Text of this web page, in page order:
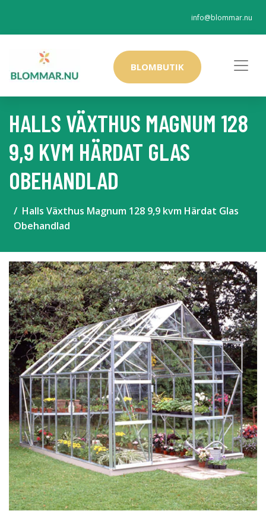
info@blommar.nu
BLOMBUTIK
HALLS VÄXTHUS MAGNUM 128
9,9 KVM HÄRDAT GLAS
OBEHANDLAD
Halls Växthus Magnum 128 9,9 kvm Härdat Glas
Obehandlad